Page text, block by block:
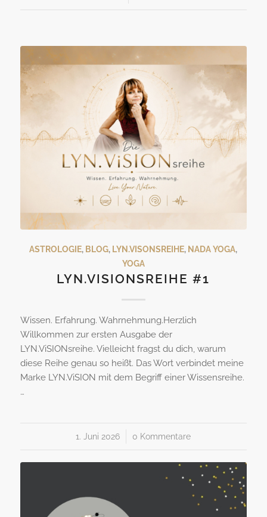
ASTROLOGIE, BLOG, LYN.VISONSREIHE, NADA YOGA,
YOGA
LYN.VISIONSREIHE #1
Wissen. Erfahrung. Wahrnehmung.Herzlich
Willkommen zur ersten Ausgabe der
LYN.ViSIONsreihe. Vielleicht fragst du dich, warum
diese Reihe genau so heißt. Das Wort verbindet meine
Marke LYN.ViSION mit dem Begriff einer Wissensreihe.
…
1. Juni 2026
/ 0 Kommentare